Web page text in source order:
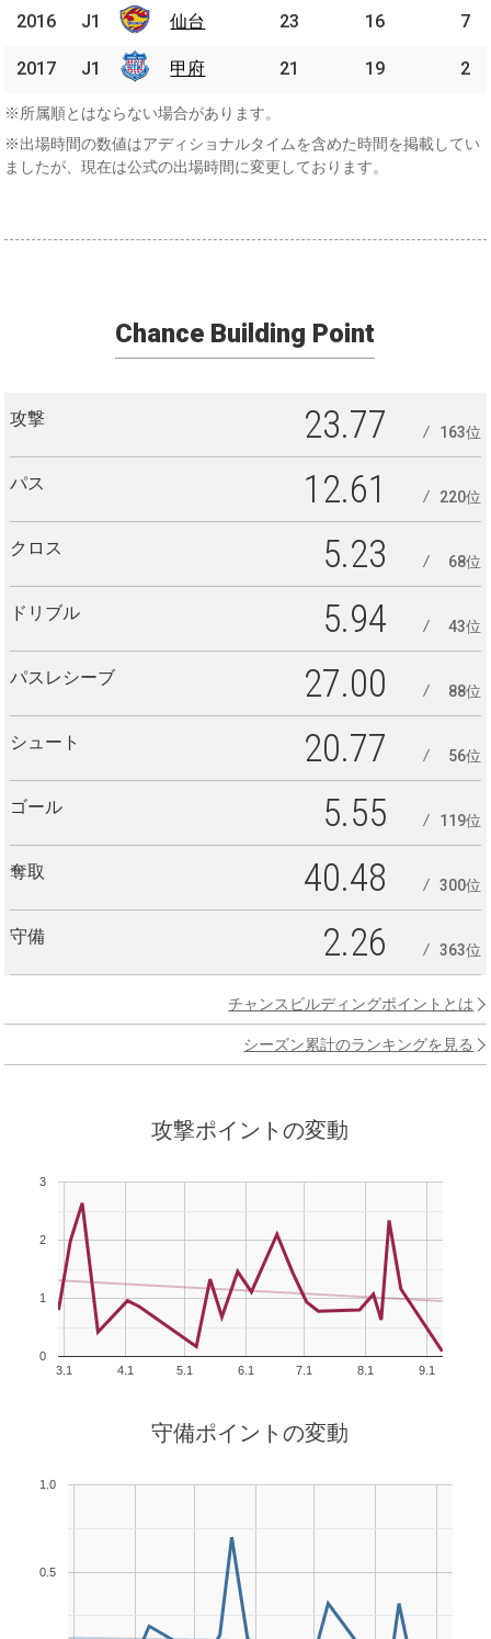
2016 仙台 23 16 7
2017 甲府 21 19 2
2016 J1 仙台
2017 J1 甲府
※所属順とはならない場合があります。
※出場時間の数値はアディショナルタイムを含めた時間を掲載してい
ましたが、現在は公式の出場時間に変更しております。
Chance Building Point
攻撃 23.77 163位
パス 12.61 220位
クロス 5.23 68位
ドリブル 5.94 43位
パスレシーブ 27.00 88位
シュート 20.77 56位
ゴール 5.55 119位
奪取 40.48 300位
守備 2.26 363位
チャンスビルディングポイントとは
シーズン累計のランキングを見る
攻撃ポイントの変動
3.1 4.1 5.1 6.1 7.1 8.1 9.1
0
1
2
3
守備ポイントの変動
0.5
1.0